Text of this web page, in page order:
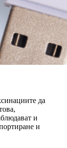
да
и
и